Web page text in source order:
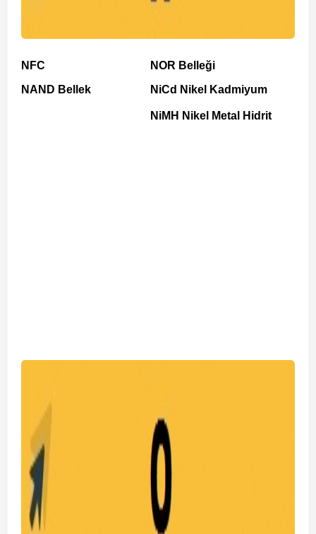
NFC
NAND Bellek
NOR Belleği
NiCd Nikel Kadmiyum
NiMH Nikel Metal Hidrit